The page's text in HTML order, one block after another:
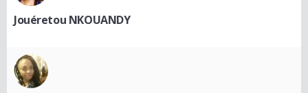
Jouéretou NKOUANDY